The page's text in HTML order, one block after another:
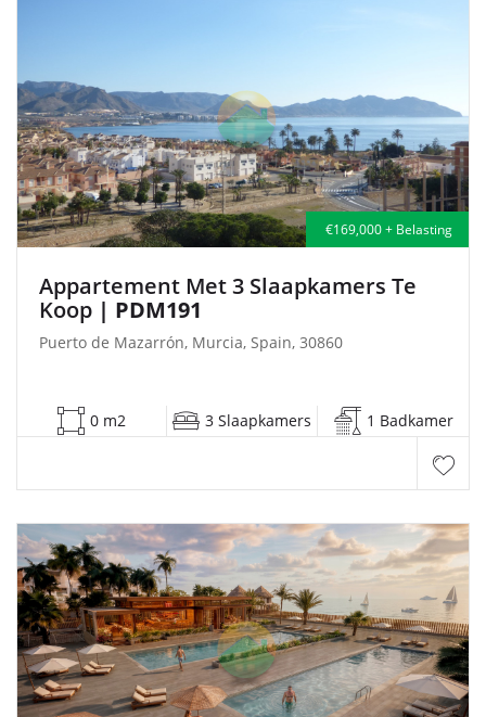
€169,000 + Belasting
Appartement Met 3 Slaapkamers Te
Koop | PDM191
Puerto de Mazarrón, Murcia, Spain, 30860
0 m2 3 Slaapkamers 1 Badkamer